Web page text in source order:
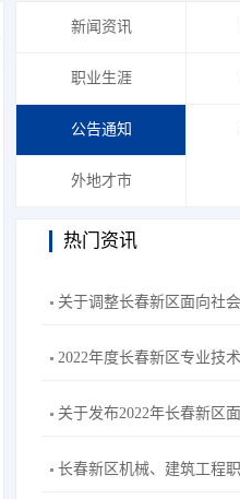
企业注册
新闻资讯
职业生涯
公告通知
外地才市
热门资讯